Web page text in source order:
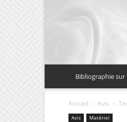
Bibliographie
Accueil Avis
Avis Matériel